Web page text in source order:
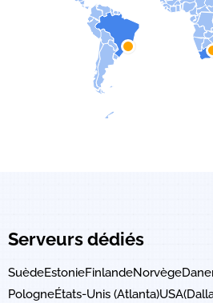
Serveurs dédiés
SuèdeEstonieFinlandeNorvège
PologneÉtats-Unis (Atlanta)